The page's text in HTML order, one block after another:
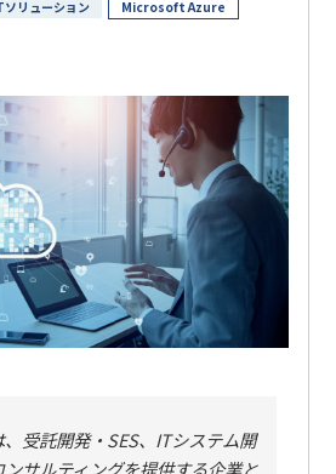
ソリューション Microsoft Azure
受託開発・SES、ITシステム開
サルティングを提供する企業と